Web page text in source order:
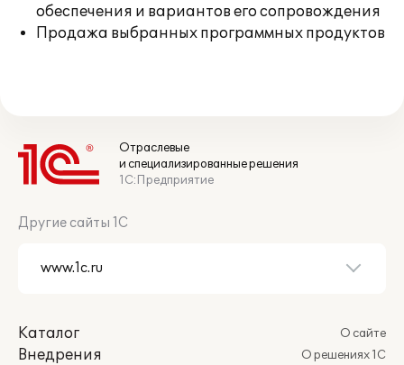
обеспечения и вариантов его сопровождения
Продажа выбранных программных продуктов
Отраслевые
и специализированные решения
1С:Предприятие
Другие сайты 1С
Каталог
Внедрения
О сайте
О решениях 1С